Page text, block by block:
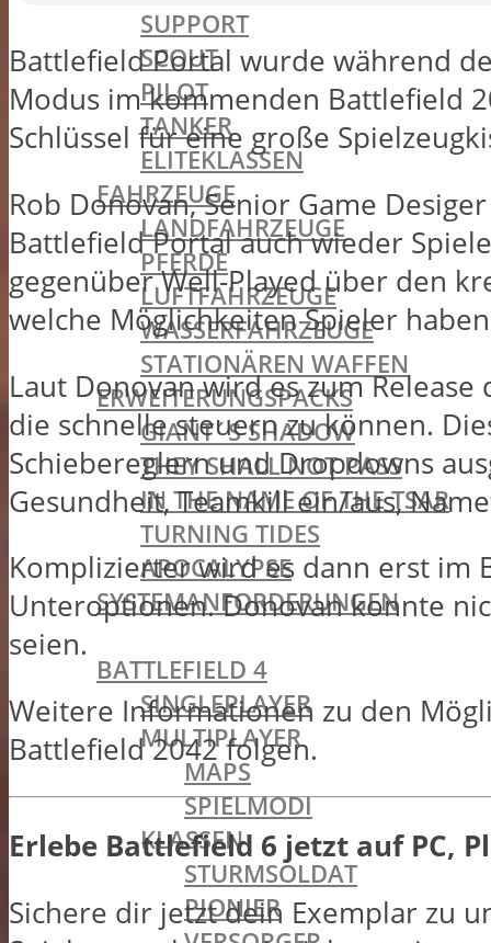
SUPPORT
SCOUT
PILOT
TANKER
ELITEKLASSEN
FAHRZEUGE
LANDFAHRZEUGE
PFERDE
LUFTFAHRZEUGE
WASSERFAHRZEUGE
STATIONÄREN WAFFEN
ERWEITERUNGSPACKS
GIANT´S SHADOW
THEY SHALL NOT PASS
IN THE NAME OF THE TSAR
TURNING TIDES
APOCALYPSE
SYSTEMANFORDERUNGEN
BATTLEFIELD OLDIES
BATTLEFIELD 4
SINGLEPLAYER
MULTIPLAYER
MAPS
SPIELMODI
KLASSEN
STURMSOLDAT
PIONIER
Battlefield Portal wurde während
Modus im kommenden Battlefield
Schlüssel für eine große
Rob Donovan, Senior Game
Battlefield Portal auch wieder
gegenüber Well-Played über den
welche Möglichkeiten Spieler
Laut Donovan wird es zum
die schnelle steuern zu können.
Schiebereglern und Dropdowns
Gesundheit, Teamkill ein/aus,
Komplizierter wird es dann erst im
Unteroptionen. Donovan konnte
seien.
Weitere Informationen zu den
Battlefield 2042 folgen.
Erlebe Battlefield 6 jetzt auf PC,
Sichere dir jetzt dein Exemplar zu